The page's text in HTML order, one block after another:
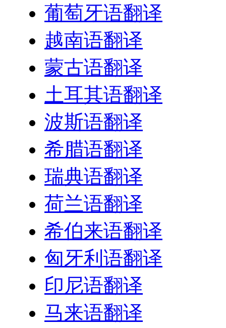
葡萄牙语翻译
越南语翻译
蒙古语翻译
土耳其语翻译
波斯语翻译
希腊语翻译
瑞典语翻译
荷兰语翻译
希伯来语翻译
匈牙利语翻译
印尼语翻译
马来语翻译